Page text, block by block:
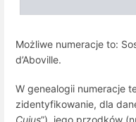
Możliwe numeracje to:
d’Aboville.
W genealogii numeracje
zidentyfikowanie, dla